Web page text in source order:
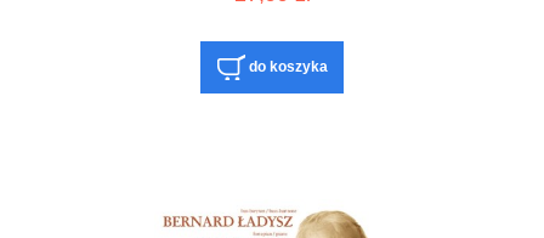
do koszyka